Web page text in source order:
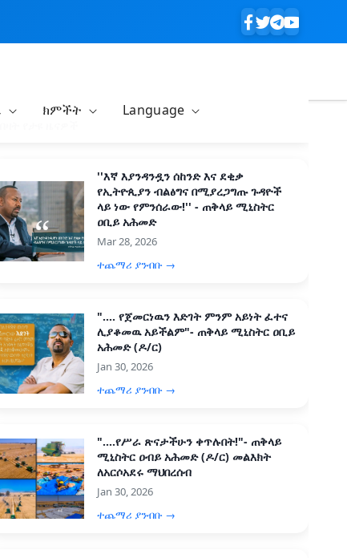
ክምችት Language
''እኛ እያንዳንዷን ሰከንድ እና ደቂቃ
የኢትዮጲያን ብልፅግና በሚያረጋግጡ ጉዳዮች
ላይ ነው የምንሰራው!'' - ጠቅላይ ሚኒስትር
ዐቢይ አሕመድ
Mar 28, 2026
ተጨማሪ ያንብቡ →
".... የጀመርነዉን እድገት ምንም አይነት ፈተና
ሊያቆመዉ አይችልም"- ጠቅላይ ሚኒስትር ዐቢይ
አሕመድ (ዶ/ር)
Jan 30, 2026
ተጨማሪ ያንብቡ →
"....የሥራ ጽናታችሁን ቀጥሉበት!"- ጠቅላይ
ሚኒስትር ዐብይ አሕመድ (ዶ/ር) መልእክት
ለአርሶአደሩ ማህበረሰብ
Jan 30, 2026
ተጨማሪ ያንብቡ →